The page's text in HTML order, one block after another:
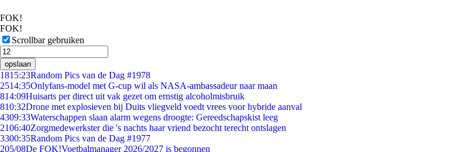
FOK!
FOK!
Scrollbar gebruiken
opslaan
1815:23Random Pics van de Dag #1978
2514:35Onlyfans-model met G-cup wil als NASA-ambassadeur naar maan
814:09Huisarts per direct uit vak gezet om ernstig alcoholmisbruik
810:32Drone met explosieven bij Duits vliegveld voedt vrees voor hybride aanval
4309:33Waterschappen slaan alarm wegens droogte: Gereedschapskist leeg
2106:40Zorgmedewerkster die 's nachts haar vriend bezocht terecht ontslagen
3300:35Random Pics van de Dag #1977
205/08De FOK!Voetbalmanager 2026/2027 is begonnen